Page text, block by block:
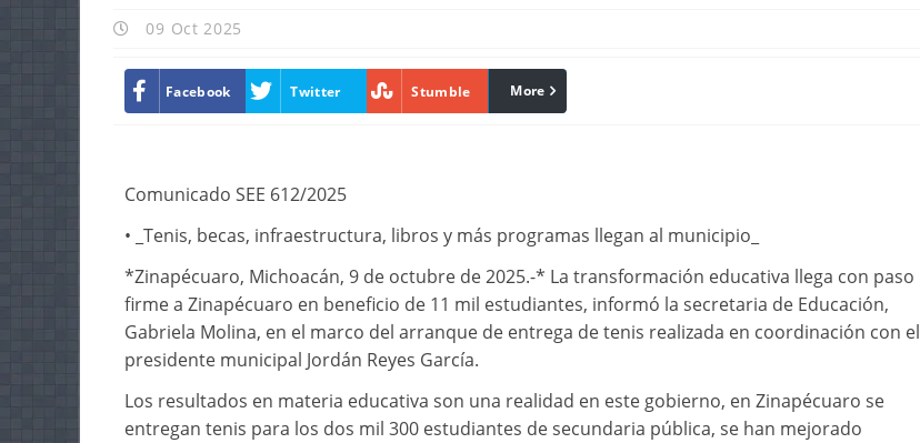
09 Oct 2025
Facebook Twitter Stumble linkedin
More
Comunicado SEE 612/2025
• _Tenis, becas, infraestructura, libros y más programas llegan al municipio_
*Zinapécuaro, Michoacán, 9 de octubre de 2025.-* La transformación educativa llega con paso
firme a Zinapécuaro en beneficio de 11 mil estudiantes, informó la secretaria de Educación,
Gabriela Molina, en el marco del arranque de entrega de tenis realizada en coordinación con el
presidente municipal Jordán Reyes García.
Los resultados en materia educativa son una realidad en este gobierno, en Zinapécuaro se
entregan tenis para los dos mil 300 estudiantes de secundaria pública, se han mejorado